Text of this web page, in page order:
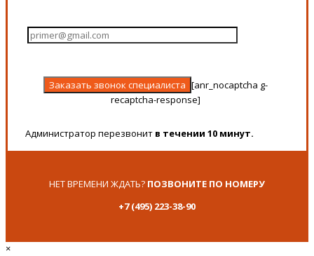
[anr_nocaptcha g-
recaptcha-response]
Администратор перезвонит в течении 10 минут.
НЕТ ВРЕМЕНИ ЖДАТЬ? ПОЗВОНИТЕ ПО НОМЕРУ
+7 (495) 223-38-90
×